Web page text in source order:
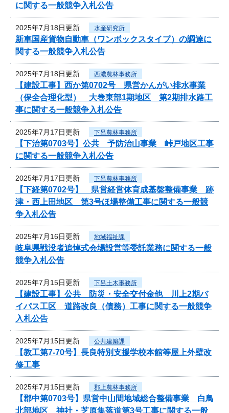
に関する一般競争入札公告
2025年7月18日更新 水産研究所
新車国産貨物自動車（ワンボックスタイプ）の調達に
関する一般競争入札公告
2025年7月18日更新 西濃農林事務所
【建設工事】西か第0702号 県営かんがい排水事業
（保全合理化型） 大巻東部1期地区 第2期排水路工
事に関する一般競争入札公告
2025年7月17日更新 下呂農林事務所
【下治第0703号】公共 予防治山事業 峠戸地区工事
に関する一般競争入札公告
2025年7月17日更新 下呂農林事務所
【下経第0702号】 県営経営体育成基盤整備事業 跡
津・西上田地区 第3号ほ場整備工事に関する一般競
争入札公告
2025年7月16日更新 地域福祉課
岐阜県戦没者追悼式会場設営等委託業務に関する一般
競争入札公告
2025年7月15日更新 下呂土木事務所
【建設工事】公共 防災・安全交付金他 川上2期バ
イパス工区 道路改良（債務）工事に関する一般競争
入札公告
2025年7月15日更新 公共建築課
【教工第7-70号】長良特別支援学校本館等屋上外壁改
修工事
2025年7月15日更新 郡上農林事務所
【郡中第0703号】県営中山間地域総合整備事業 白鳥
北部地区 神社・芝原集落道第3号工事に関する一般